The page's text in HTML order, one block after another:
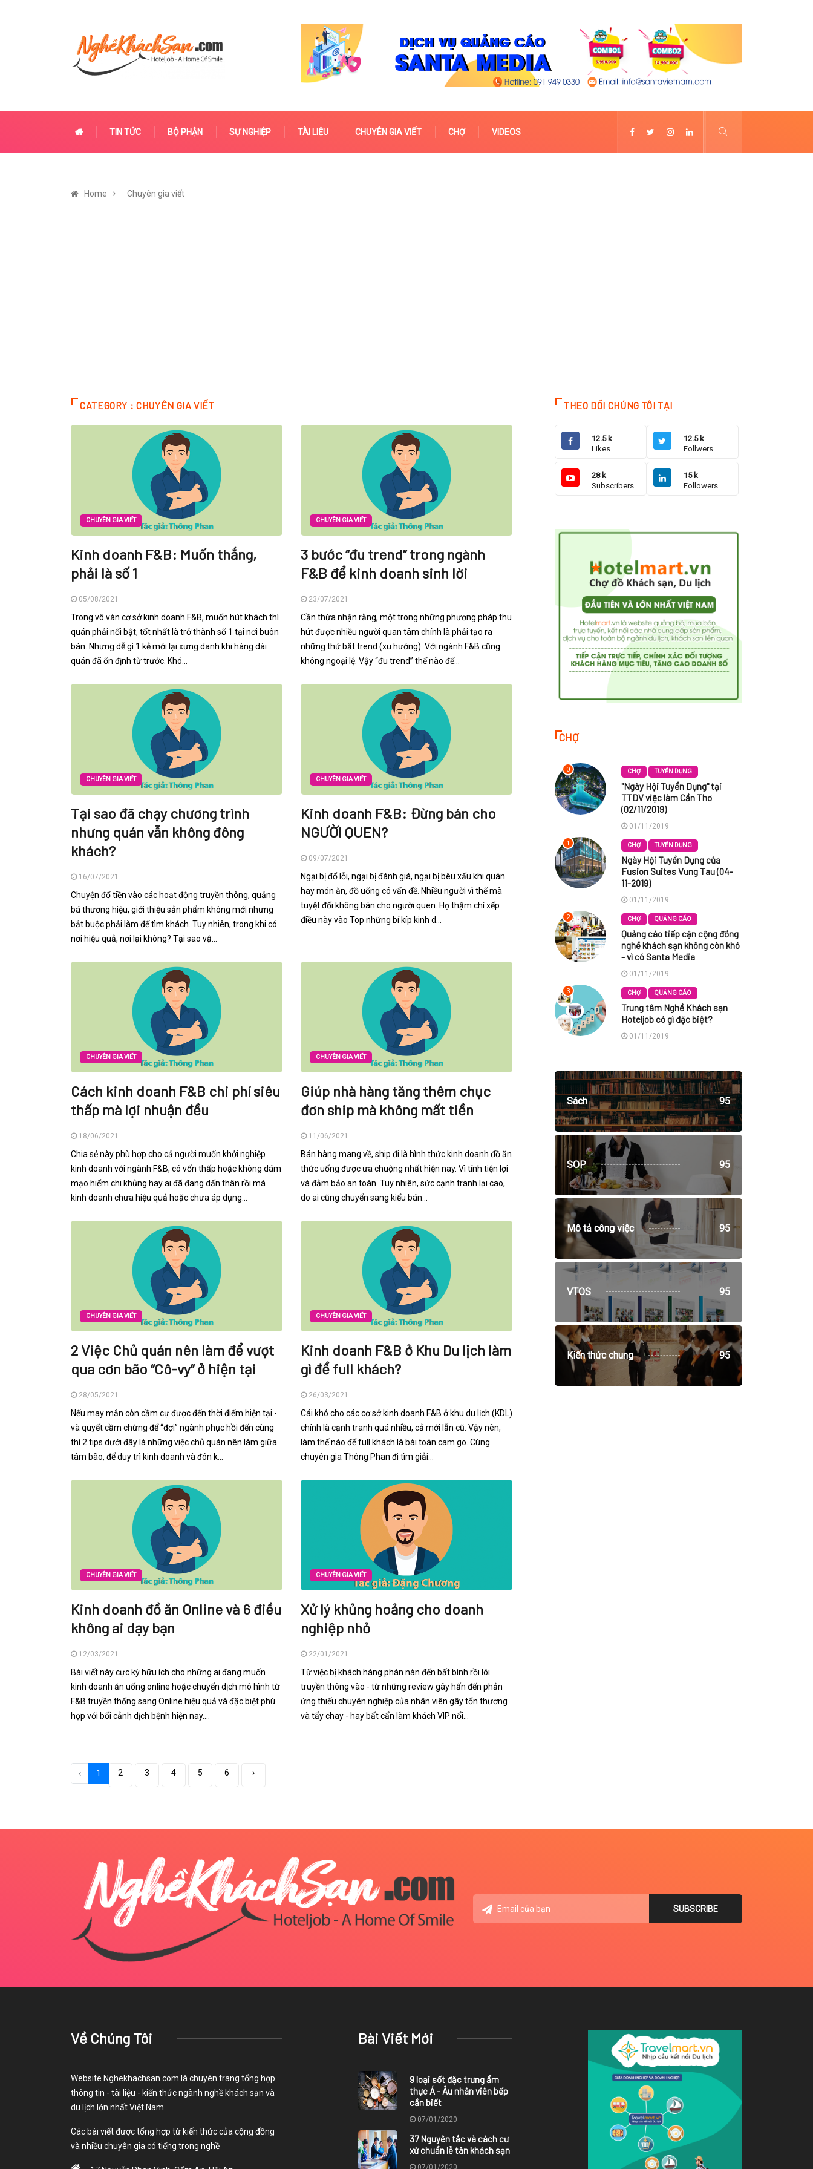
TIN TỨC BỘ PHẬN SỰ NGHIỆP TÀI LIỆU CHUYÊN GIA VIẾT CHỢ VIDEOS
Home Chuyên gia viết
CATEGORY : CHUYÊN GIA VIẾT
CHUYÊN GIA VIẾT
Kinh doanh F&B: Muốn thắng,
phải là số 1
05/08/2021
Trong vô vàn cơ sở kinh doanh F&B, muốn hút khách thì
quán phải nổi bật, tốt nhất là trở thành số 1 tại nơi buôn
bán. Nhưng dễ gì 1 kẻ mới lại xưng danh khi hàng dài
quán đã ổn định từ trước. Khó...
CHUYÊN GIA VIẾT
3 bước “đu trend” trong ngành
F&B để kinh doanh sinh lời
23/07/2021
Cần thừa nhận rằng, một trong những phương pháp thu
hút được nhiều người quan tâm chính là phải tạo ra
những thứ bắt trend (xu hướng). Với ngành F&B cũng
không ngoại lệ. Vậy “đu trend” thế nào để...
CHUYÊN GIA VIẾT
Tại sao đã chạy chương trình
nhưng quán vẫn không đông
khách?
16/07/2021
Chuyện đổ tiền vào các hoạt động truyền thông, quảng
bá thương hiệu, giới thiệu sản phẩm không mới nhưng
bắt buộc phải làm để tìm khách. Tuy nhiên, trong khi có
nơi hiệu quả, nơi lại không? Tại sao vậ...
CHUYÊN GIA VIẾT
Kinh doanh F&B: Đừng bán cho
NGƯỜI QUEN?
09/07/2021
Ngại bị đổ lỗi, ngại bị đánh giá, ngại bị bêu xấu khi quán
hay món ăn, đồ uống có vấn đề. Nhiều người vì thế mà
tuyệt đối không bán cho người quen. Họ thậm chí xếp
điều này vào Top những bí kíp kinh d...
CHUYÊN GIA VIẾT
Cách kinh doanh F&B chi phí siêu
thấp mà lợi nhuận đều
18/06/2021
Chia sẻ này phù hợp cho cả người muốn khởi nghiệp
kinh doanh với ngành F&B, có vốn thấp hoặc không dám
mạo hiểm chi khủng hay ai đã đang dấn thân rồi mà
kinh doanh chưa hiệu quả hoặc chưa áp dụng...
CHUYÊN GIA VIẾT
Giúp nhà hàng tăng thêm chục
đơn ship mà không mất tiền
11/06/2021
Bán hàng mang về, ship đi là hình thức kinh doanh đồ ăn
thức uống được ưa chuộng nhất hiện nay. Vì tính tiện lợi
và đảm bảo an toàn. Tuy nhiên, sức cạnh tranh lại cao,
do ai cũng chuyển sang kiểu bán...
CHUYÊN GIA VIẾT
2 Việc Chủ quán nên làm để vượt
qua cơn bão “Cô-vy” ở hiện tại
28/05/2021
Nếu may mắn còn cầm cự được đến thời điểm hiện tại -
và quyết cầm chừng để “đợi” ngành phục hồi đến cùng
thì 2 tips dưới đây là những việc chủ quán nên làm giữa
tâm bão, để duy trì kinh doanh và đón k...
CHUYÊN GIA VIẾT
Kinh doanh F&B ở Khu Du lịch làm
gì để full khách?
26/03/2021
Cái khó cho các cơ sở kinh doanh F&B ở khu du lịch (KDL)
chính là cạnh tranh quá nhiều, cả mới lẫn cũ. Vậy nên,
làm thế nào để full khách là bài toán cam go. Cùng
chuyên gia Thông Phan đi tìm giải...
CHUYÊN GIA VIẾT
Kinh doanh đồ ăn Online và 6 điều
không ai dạy bạn
12/03/2021
Bài viết này cực kỳ hữu ích cho những ai đang muốn
kinh doanh ăn uống online hoặc chuyển dịch mô hình từ
F&B truyền thống sang Online hiệu quả và đặc biệt phù
hợp với bối cảnh dịch bệnh hiện nay....
CHUYÊN GIA VIẾT
Xử lý khủng hoảng cho doanh
nghiệp nhỏ
22/01/2021
Từ việc bị khách hàng phàn nàn đến bất bình rồi lôi
truyền thông vào - từ những review gây hấn đến phản
ứng thiếu chuyên nghiệp của nhân viên gây tổn thương
và tẩy chay - hay bất cẩn làm khách VIP nổi...
‹ 1 2 3 4 5 6 ›
THEO DÕI CHÚNG TÔI TẠI
12.5 k
Likes
12.5 k
Follwers
28 k
Subscribers
15 k
Followers
CHỢ
0 CHỢ TUYỂN DỤNG
"Ngày Hội Tuyển Dụng" tại
TTDV việc làm Cần Thơ
(02/11/2019)
01/11/2019
1 CHỢ TUYỂN DỤNG
Ngày Hội Tuyển Dụng của
Fusion Suites Vung Tau (04-
11-2019)
01/11/2019
2 CHỢ QUẢNG CÁO
Quảng cáo tiếp cận cộng đồng
nghề khách sạn không còn khó
- vì có Santa Media
01/11/2019
3 CHỢ QUẢNG CÁO
Trung tâm Nghề Khách sạn
Hoteljob có gì đặc biệt?
01/11/2019
Sách 95
SOP 95
Mô tả công việc 95
VTOS 95
Kiến thức chung 95
Về Chúng Tôi
Website Nghekhachsan.com là chuyên trang tổng hợp
thông tin - tài liệu - kiến thức ngành nghề khách sạn và
du lịch lớn nhất Việt Nam
Các bài viết được tổng hợp từ kiến thức của cộng đồng
và nhiều chuyên gia có tiếng trong nghề
Bài Viết Mới
9 loại sốt đặc trưng ẩm
thực Á - Âu nhân viên bếp
cần biết
07/01/2020
37 Nguyên tắc và cách cư
xử chuẩn lễ tân khách sạn